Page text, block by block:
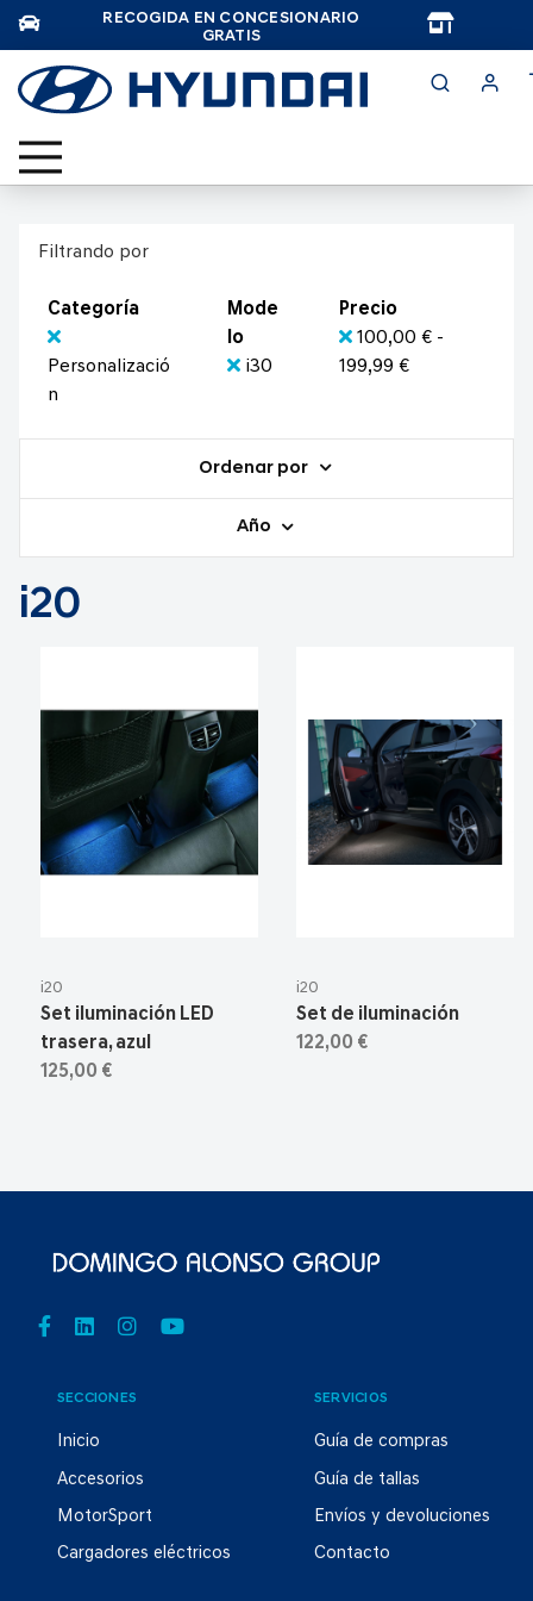
RECOGIDA EN CONCESIONARIO
GRATIS
Filtrando por
Categoría
Personalizació
n
Mode
lo
i30
Precio
100,00 € -
199,99 €
Ordenar por
Año
i20
i20
Set iluminación LED
trasera, azul
125,00 €
i20
Set de iluminación
122,00 €
SECCIONES
Inicio
Accesorios
MotorSport
Cargadores eléctricos
SERVICIOS
Guía de compras
Guía de tallas
Envíos y devoluciones
Contacto